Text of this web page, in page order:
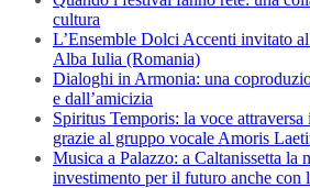
cultura
L’Ensemble Dolci Accenti invitato
Alba Iulia (Romania)
Dialoghi in Armonia: una
e dall’amicizia
Spiritus Temporis: la voce attraversa
grazie al gruppo vocale Amoris
Musica a Palazzo: a Caltanissetta la
investimento per il futuro anche con